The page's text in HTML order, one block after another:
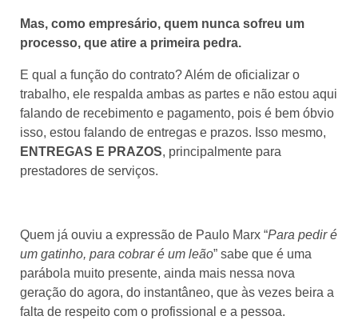
Mas, como empresário, quem nunca sofreu um
processo, que atire a primeira pedra.
E qual a função do contrato? Além de oficializar o
trabalho, ele respalda ambas as partes e não estou aqui
falando de recebimento e pagamento, pois é bem óbvio
isso, estou falando de entregas e prazos. Isso mesmo,
ENTREGAS E PRAZOS, principalmente para
prestadores de serviços.
Quem já ouviu a expressão de Paulo Marx “Para pedir é
um gatinho, para cobrar é um leão” sabe que é uma
parábola muito presente, ainda mais nessa nova
geração do agora, do instantâneo, que às vezes beira a
falta de respeito com o profissional e a pessoa.